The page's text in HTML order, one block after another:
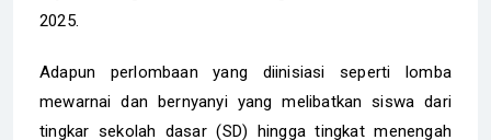
2025.
Adapun perlombaan yang diinisiasi seperti lomba
mewarnai dan bernyanyi yang melibatkan siswa dari
tingkar sekolah dasar (SD) hingga tingkat menengah